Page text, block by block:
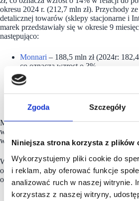
Zgoda Szczegóły
Niniejsza strona korzysta z plików
Wykorzystujemy pliki cookie do
i reklam, aby oferować funkcje
analizować ruch w naszej witrynie.
korzystasz z naszej witryny,
okresu 2024 r. (212,7 mln zł). Przychody
detalicznej towarów (sklepy stacjonarne i
marek przedstawiały się w okresie 9
następująco:
Monnari – 188,5 mln zł (2024r:
co oznacza wzrost o 3%
Femestage – 11,8 mln zł (2024r:
spadek o 19%
5.10.15 – 19,1 mln zł (2024r: 0,0 mln
Marża brutto na sprzedaży towarów w III
wyniosła 59,1%, w porównaniu do marży
w analogicznym okresie 2024 r.
W okresie 9 miesięcy br. marża brutto na
osiągnęła poziom 59,2%, w relacji do 60,2
okresie 2024 r.